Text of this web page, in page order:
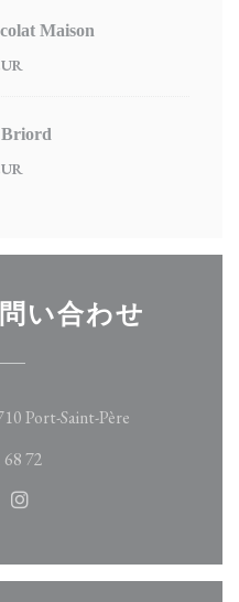
Maison
Briord
い合わせ
Port-Saint-Père((新しいウィ
68 72
((新しいウィンドウ
Instagram ((新しいウィ